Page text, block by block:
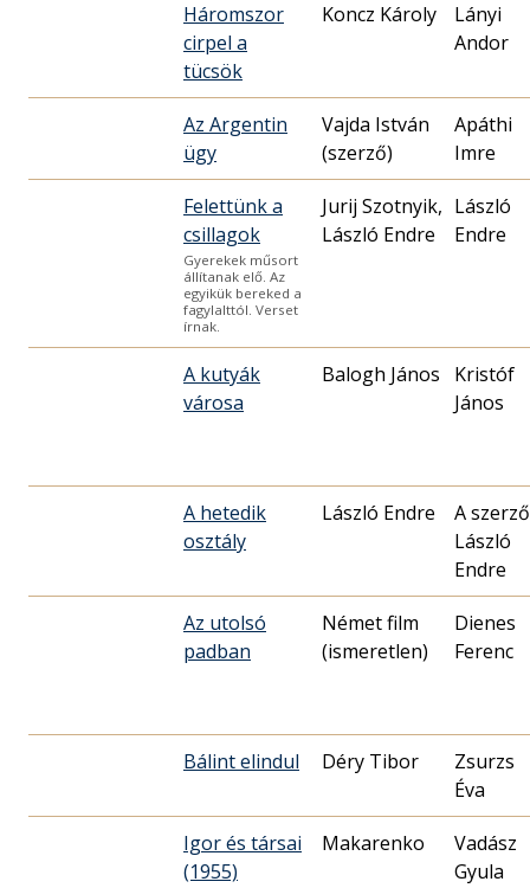
Háromszor
cirpel a
tücsök
Koncz Károly
Lányi
Andor
Az Argentin
ügy
Vajda István
(szerző)
Apáthi
Imre
Felettünk a
csillagok
Gyerekek műsort
állítanak elő. Az
egyikük bereked a
fagylalttól. Verset
írnak.
Jurij Szotnyik,
László Endre
László
Endre
A kutyák
városa
Balogh János
Kristóf
János
A hetedik
osztály
László Endre
A
László
Endre
Az utolsó
padban
Német film
(ismeretlen)
Dienes
Ferenc
Bálint elindul Déry Tibor
Zsurzs
Éva
Igor és társai
(1955)
Makarenko
Vadász
Gyula